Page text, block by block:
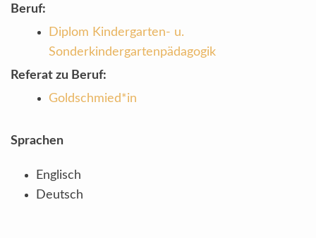
Beruf:
Diplom Kindergarten- u.
Sonderkindergartenpädagogik
Referat zu Beruf:
Goldschmied*in
Sprachen
Englisch
Deutsch